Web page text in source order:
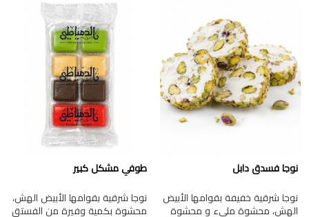
نوجا فسدق دابل
نوجا شرقية خفيفة بقوامها الأبيض
الهش، محشوة مليء و محشوة
طوفي مشكل كبير
نوجا شرقية بقوامها الأبيض الهش،
محشوة بكمية وفيرة من الفستق